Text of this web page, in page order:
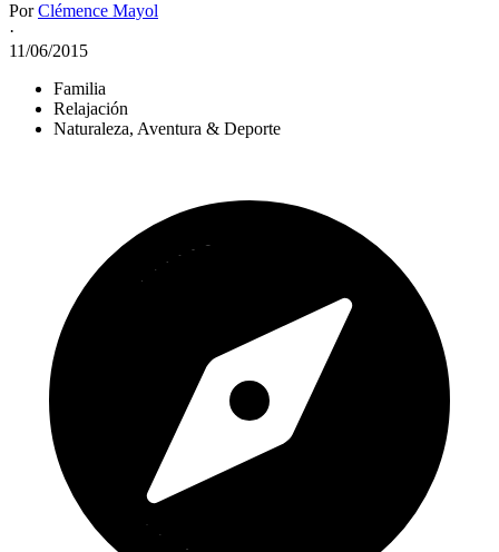
PorClémence Mayol
·
11/06/2015
Familia
Relajación
Naturaleza, Aventura & Deporte